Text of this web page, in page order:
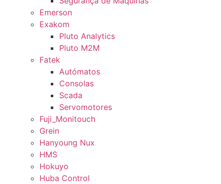
Emerson
Exakom
Pluto Analytics
Pluto M2M
Fatek
Autómatos
Consolas
Scada
Servomotores
Fuji_Monitouch
Grein
Hanyoung Nux
HMS
Hokuyo
Huba Control